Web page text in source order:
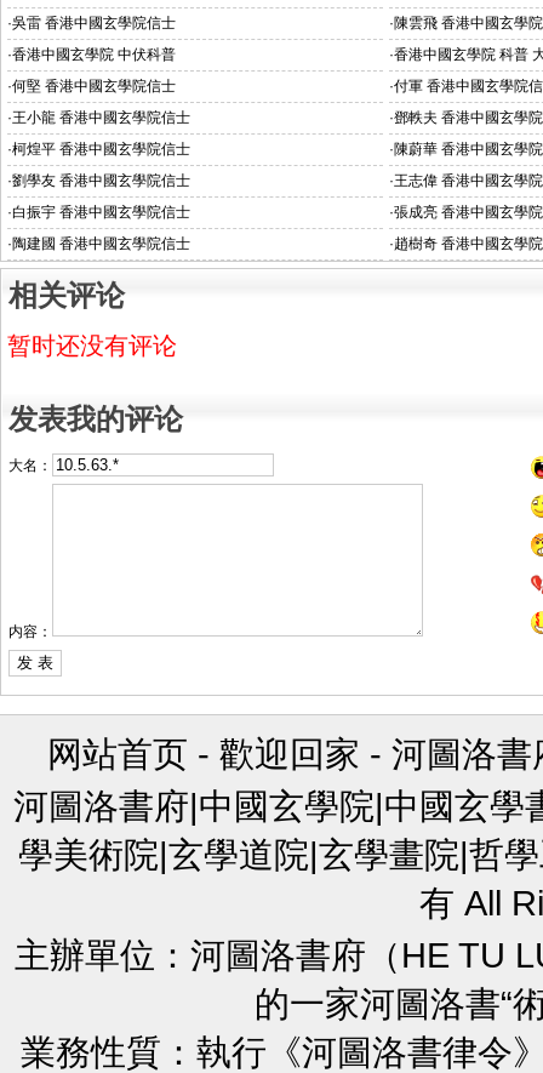
·吳雷 香港中國玄學院信士 ·陳雲飛 香港中國玄學
·香港中國玄學院 中伏科普 ·香港中國玄學院 科普
·何堅 香港中國玄學院信士 ·付軍 香港中國玄學院
·王小龍 香港中國玄學院信士 ·鄧軼夫 香港中國玄學
·柯煌平 香港中國玄學院信士 ·陳蔚華 香港中國玄學
·劉學友 香港中國玄學院信士 ·王志偉 香港中國玄學
·白振宇 香港中國玄學院信士 ·張成亮 香港中國玄學
·陶建國 香港中國玄學院信士 ·趙樹奇 香港中國玄學
相关评论
暂时还没有评论
发表我的评论
大名：
内容：
网站首页 - 歡迎回家 - 河圖洛書
河圖洛書府|中國玄學院|中國玄
學美術院|玄學道院|玄學畫院|哲
有 All
主辦單位：河圖洛書府（HE TU
的一家河圖洛書“
業務性質：執行《河圖洛書律令